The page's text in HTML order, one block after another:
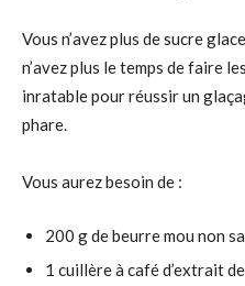
Vous n’avez plus de sucre
n’avez plus le temps de faire
inratable pour réussir un
phare.
Vous aurez besoin de :
200 g de beurre mou non
1 cuillère à café d’extrait